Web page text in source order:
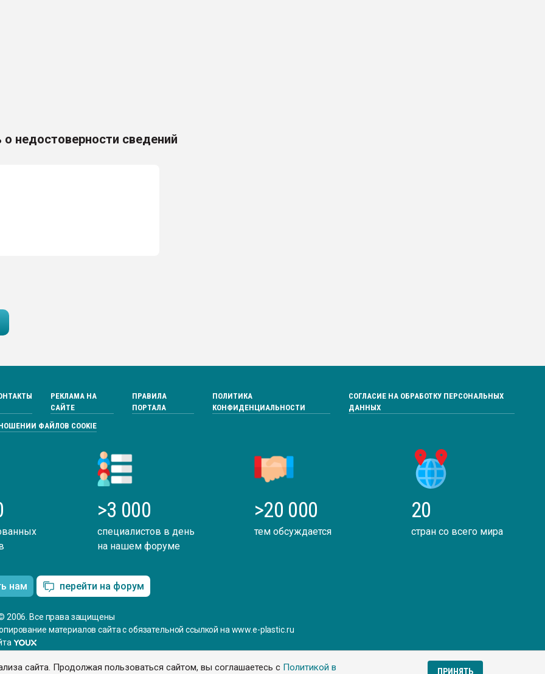
сайта. Продолжая пользоваться сайтом, вы соглашаетесь с Политикой в ПРИНЯТЬ
недостоверности сведений
РЕКЛАМА НА
САЙТЕ
ПРАВИЛА
ПОРТАЛА
ПОЛИТИКА
КОНФИДЕНЦИАЛЬНОСТИ
СОГЛАСИЕ НА ОБРАБОТКУ ПЕРСОНАЛЬНЫХ
ДАННЫХ
ФАЙЛОВ COOKIE
>3 000
специалистов в день
на нашем форуме
>20 000
тем обсуждается
20
стран со всего мира
нам перейти на форум
2006. Все права защищены
материалов сайта с обязательной ссылкой на www.e-plastic.ru